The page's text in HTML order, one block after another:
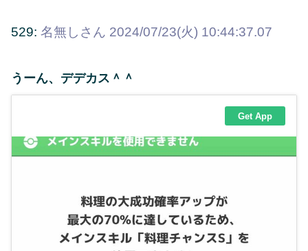
529: 名無しさん 2024/07/23(火) 10:44:37.07
うーん、デデカス＾＾